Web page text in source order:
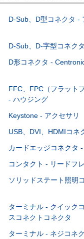
D-Sub、D型コネクタ -
D-Sub、D-字型コネク
D形コネクタ -
FFC、FPC（フラット
- ハウジング
Keystone - アクセサリ
USB、DVI、HDMIコネ
カードエッジコネクタ
コンタクト - リードフ
ソリッドステート照明
ターミナル - クイック
スコネクトコネクタ
ターミナル - ネジコネ